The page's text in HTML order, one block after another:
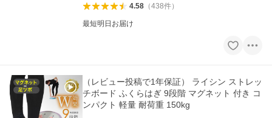
4.58（438件）
最短明日お届け
（レビュー投稿で1年保証） ライシン ストレッ
チボード ふくらはぎ 9段階 マグネット 付き コ
ンパクト 軽量 耐荷重 150kg